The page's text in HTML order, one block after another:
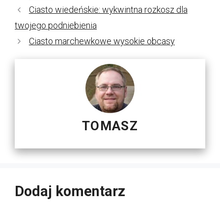
Ciasto wiedeńskie: wykwintna rozkosz dla
twojego podniebienia
Ciasto marchewkowe wysokie obcasy
TOMASZ
Dodaj komentarz